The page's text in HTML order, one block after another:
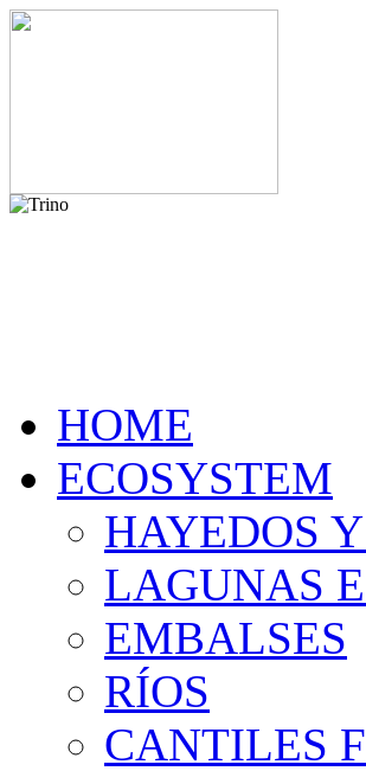
HOME
ECOSYSTEM
HAYEDOS
LAGUNAS
EMBALSES
RÍOS
CANTILES